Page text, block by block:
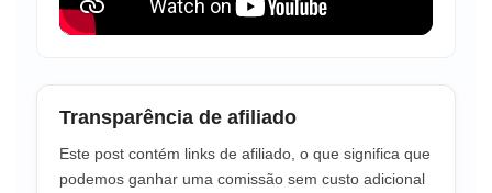
Transparência de afiliado
Este post contém links de afiliado, o que significa que
podemos ganhar uma comissão sem custo adicional